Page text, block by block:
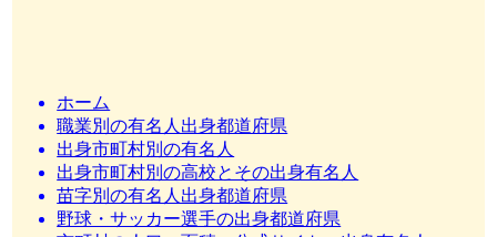
ホーム
職業別の有名人出身都道府県
出身市町村別の有名人
出身市町村別の高校とその出身有名人
苗字別の有名人出身都道府県
野球・サッカー選手の出身都道府県